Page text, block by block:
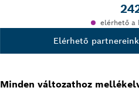
elérhető a
Elérhető
Minden változathoz